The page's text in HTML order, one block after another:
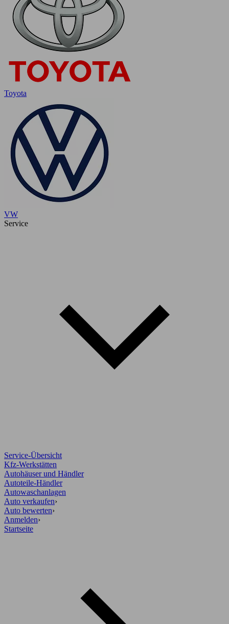
Toyota
VW
Service
Service-Übersicht
Kfz-Werkstätten
Autohäuser und Händler
Autoteile-Händler
Autowaschanlagen
Auto verkaufen›
Auto bewerten›
Anmelden›
Startseite